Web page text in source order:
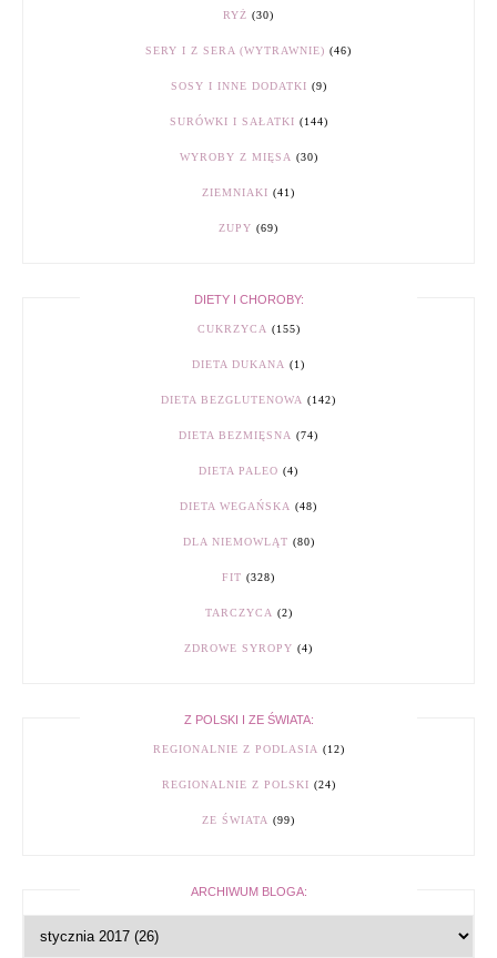
RYŻ (30)
SERY I Z SERA (WYTRAWNIE) (46)
SOSY I INNE DODATKI (9)
SURÓWKI I SAŁATKI (144)
WYROBY Z MIĘSA (30)
ZIEMNIAKI (41)
ZUPY (69)
DIETY I CHOROBY:
CUKRZYCA (155)
DIETA DUKANA (1)
DIETA BEZGLUTENOWA (142)
DIETA BEZMIĘSNA (74)
DIETA PALEO (4)
DIETA WEGAŃSKA (48)
DLA NIEMOWLĄT (80)
FIT (328)
TARCZYCA (2)
ZDROWE SYROPY (4)
Z POLSKI I ZE ŚWIATA:
REGIONALNIE Z PODLASIA (12)
REGIONALNIE Z POLSKI (24)
ZE ŚWIATA (99)
ARCHIWUM BLOGA: